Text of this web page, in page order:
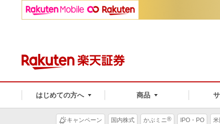
はじめての方へ 商品
キャンペーン 国内株式 かぶミニ® IPO・PO